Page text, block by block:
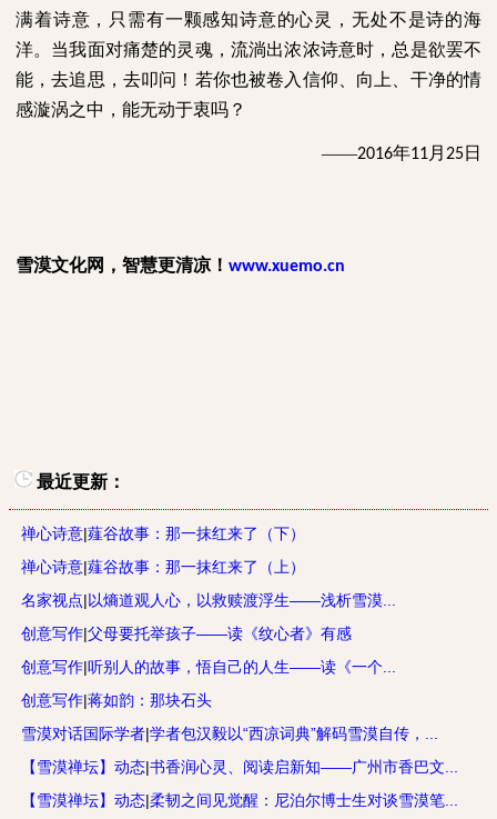
满着诗意，只需有一颗感知诗意的心灵，无处不是诗的海
洋。当我面对痛楚的灵魂，流淌出浓浓诗意时，总是欲罢不
能，去追思，去叩问！若你也被卷入信仰、向上、干净的情
感漩涡之中，能无动于衷吗？
——2016年11月 25日
雪漠文化网，智慧更清凉！ www.xuemo.cn
最近更新：
禅心诗意|薤谷故事：那一抹红来了（下）
禅心诗意|薤谷故事：那一抹红来了（上）
名家视点|以熵道观人心，以救赎渡浮生——浅析雪漠...
创意写作|父母要托举孩子——读《纹心者》有感
创意写作|听别人的故事，悟自己的人生——读《一个...
创意写作|蒋如韵：那块石头
雪漠对话国际学者|学者包汉毅以“西凉词典”解码雪漠自传，...
【雪漠禅坛】动态|书香润心灵、阅读启新知——广州市香巴文...
【雪漠禅坛】动态|柔韧之间见觉醒：尼泊尔博士生对谈雪漠笔...